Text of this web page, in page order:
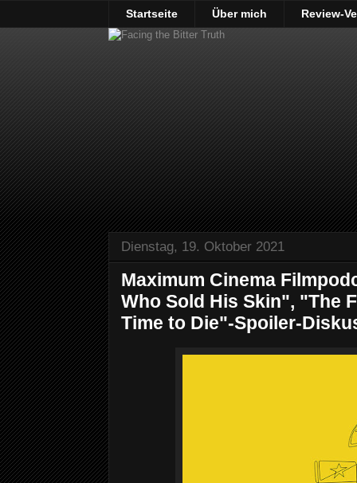
Startseite Über mich Review-
Dienstag, 19. Oktober 2021
Maximum Cinema
Who Sold His Skin", "The
Time to Die"-Spoiler-